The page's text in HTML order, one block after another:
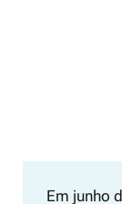
Em junho